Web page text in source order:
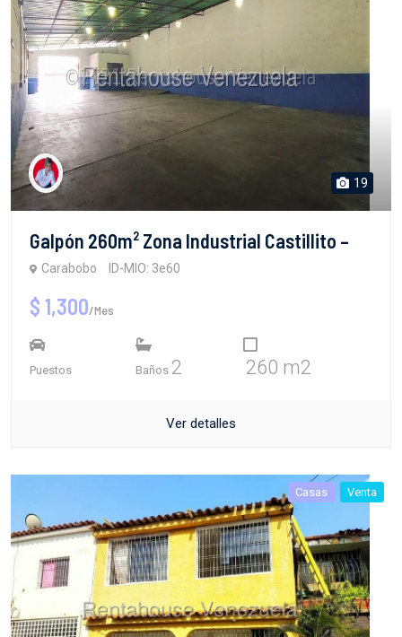
19
Galpón 260m² Zona Industrial Castillito –
Carabobo ID-MIO: 3e60
$ 1,300/Mes
Puestos Baños 2 260 m2
Ver detalles
Casas Venta